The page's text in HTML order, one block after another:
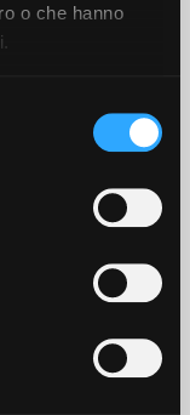
o che hanno